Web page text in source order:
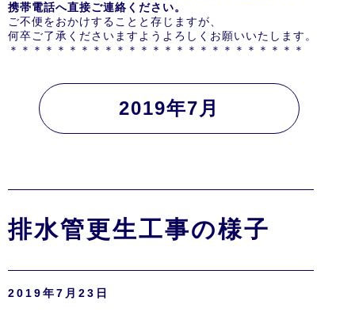
携帯電話へ直接ご連絡ください。
ご不便をおかけすることと存じますが、
何卒ご了承くださいますようよろしくお願いいたします。
＊＊＊＊＊＊＊＊＊＊＊＊＊＊＊＊＊＊＊＊＊＊＊＊＊
2019年7月
排水管更生工事の様子
2019年7月23日